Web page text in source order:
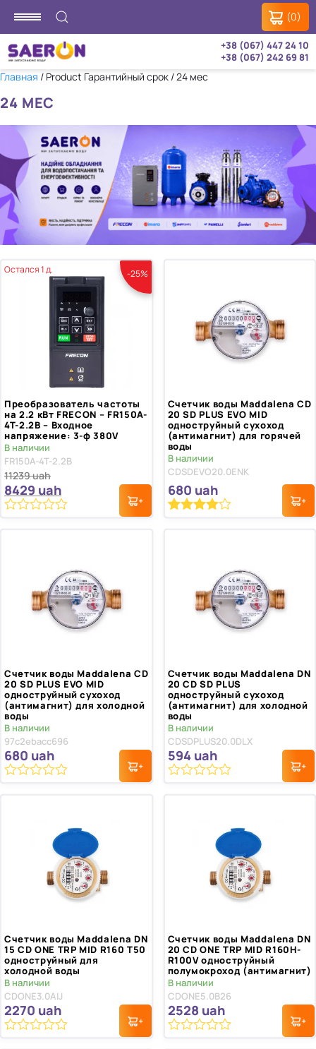
(0)
+38 (067) 447 24 10
+38 (067) 242 69 81
Главная / Product Гарантийный срок / 24 мес
24 МЕС
Остался 1 д. -25%
Преобразователь частоты
на 2.2 кВт FRECON – FR150A-
4T-2.2B – Входное
напряжение: 3-ф 380V
В наличии
FR150A-4T-2.2B
11239uah
8429 uah
Счетчик воды Maddalena CD
20 SD PLUS EVO MID
одноструйный сухоход
(антимагнит) для горячей
воды
В наличии
CDSDEVO20.0ENK
680 uah
пользователя
Счетчик воды Maddalena CD
20 SD PLUS EVO MID
одноструйный сухоход
(антимагнит) для холодной
воды
В наличии
97c2ebacc696
680 uah
Счетчик воды Maddalena DN
20 CD SD PLUS
одноструйный сухоход
(антимагнит) для холодной
воды
В наличии
CDSDPLUS20.0DLX
594 uah
Счетчик воды Maddalena DN
15 CD ONE TRP MID R160 T50
одноструйный для
холодной воды
В наличии
CDONE3.0AIJ
2270 uah
Счетчик воды Maddalena DN
20 CD ONE TRP MID R160H-
R100V одноструйный
полумокроход (антимагнит)
В наличии
CDONE5.0B26
2528 uah